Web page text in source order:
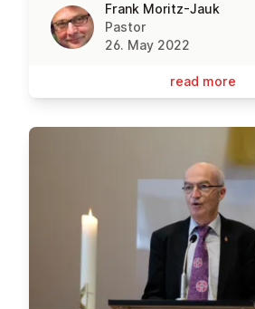
Frank Moritz-Jauk
Pastor
26. May 2022
read more